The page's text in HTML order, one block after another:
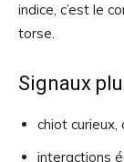
indice, c’est le
torse.
Signaux
chiot
interactions